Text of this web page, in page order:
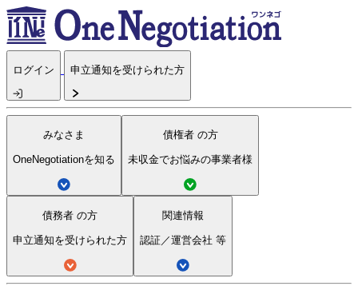
ログイン 申立通知を受けられた方
みなさま
OneNegotiationを知る
債権者 の方
未収金でお悩みの事業者様
債務者 の方
申立通知を受けられた方
関連情報
認証／運営会社 等